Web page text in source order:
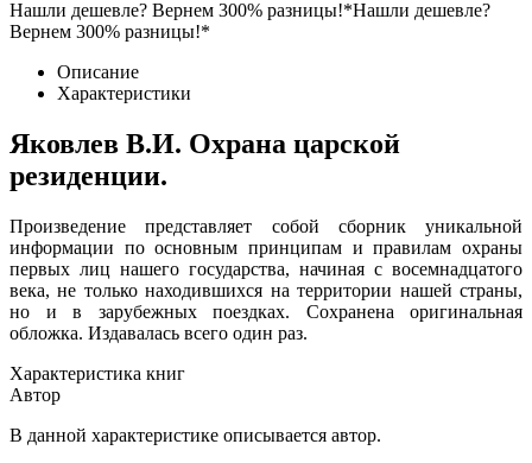
Нашли дешевле? Вернем 300% разницы!*Нашли дешевле?
Вернем 300% разницы!*
Описание
Характеристики
Яковлев В.И. Охрана царской
резиденции.
Произведение представляет собой сборник уникальной
информации по основным принципам и правилам охраны
первых лиц нашего государства, начиная с восемнадцатого
века, не только находившихся на территории нашей страны,
но и в зарубежных поездках. Сохранена оригинальная
обложка. Издавалась всего один раз.
Характеристика книг
Автор
В данной характеристике описывается автор.